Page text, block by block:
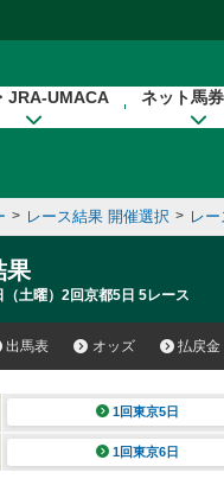
JRA-UMACA ネット馬
> レース結果 開催選択 > レ
果
土曜）2回京都5日 5レース
出馬表 オッズ 払戻金
1回東京5日
1回東京6日